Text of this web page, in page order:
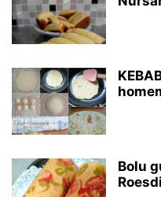
Bolu